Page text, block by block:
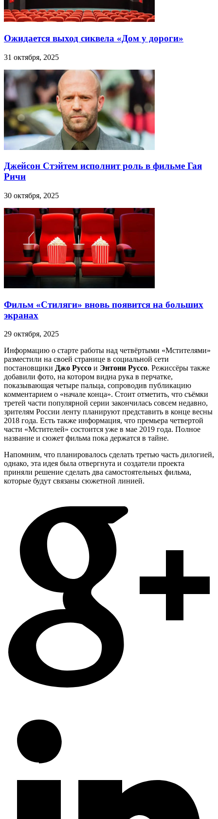
Ожидается выход сиквела «Дом у дороги»
31 октября, 2025
Джейсон Стэйтем исполнит роль в фильме Гая
Ричи
30 октября, 2025
Фильм «Стиляги» вновь появится на больших
экранах
29 октября, 2025
Информацию о старте работы над четвёртыми «Мстителями»
разместили на своей странице в социальной сети
постановщики Джо Руссо и Энтони Руссо. Режиссёры также
добавили фото, на котором видна рука в перчатке,
показывающая четыре пальца, сопроводив публикацию
комментарием о «начале конца». Стоит отметить, что съёмки
третей части популярной серии закончилась совсем недавно,
зрителям России ленту планируют представить в конце весны
2018 года. Есть также информация, что премьера четвертой
части «Мстителей» состоится уже в мае 2019 года. Полное
название и сюжет фильма пока держатся в тайне.
Напомним, что планировалось сделать третью часть дилогией,
однако, эта идея была отвергнута и создатели проекта
приняли решение сделать два самостоятельных фильма,
которые будут связаны сюжетной линией.